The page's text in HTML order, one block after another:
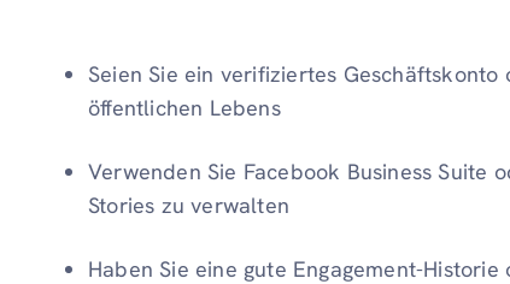
Seien Sie ein verifiziertes
öffentlichen Lebens
Verwenden Sie Facebook Business Suite
Stories zu verwalten
Haben Sie eine gute Engagement-